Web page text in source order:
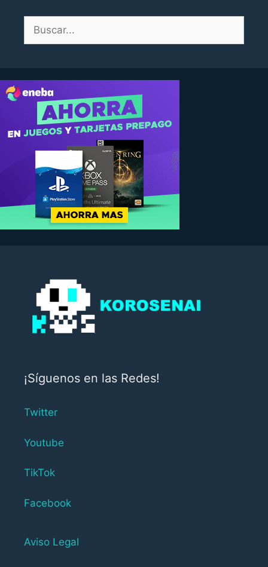
Buscar:
¡Síguenos en las Redes!
Twitter
Youtube
TikTok
Facebook
Aviso Legal